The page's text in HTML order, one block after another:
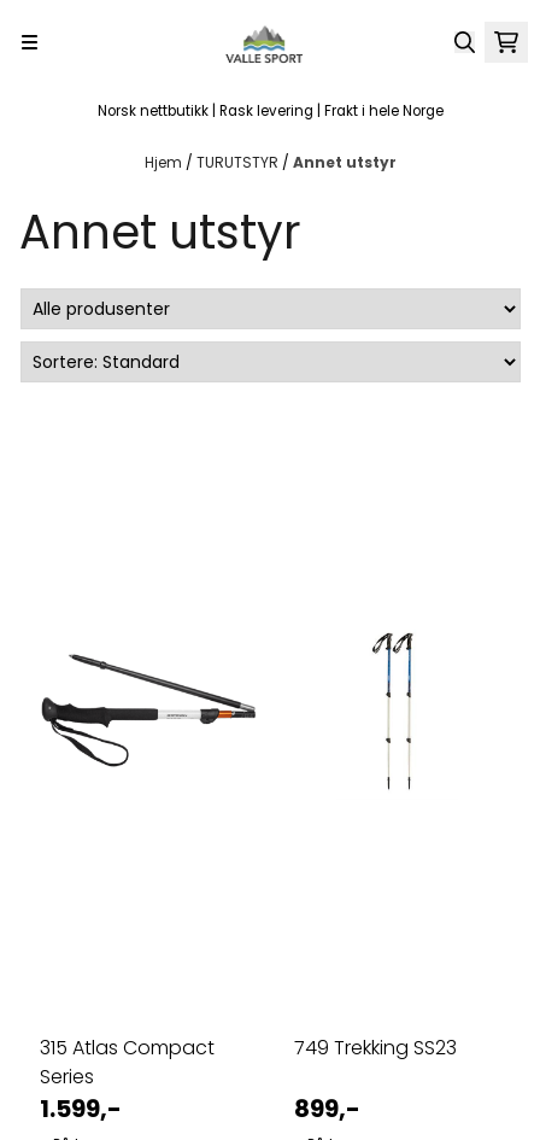
Norsk nettbutikk | Rask levering | Frakt i hele Norge
Hjem / TURUTSTYR / Annet utstyr
Annet utstyr
315 Atlas Compact
Series
1.599,-
749 Trekking SS23
899,-